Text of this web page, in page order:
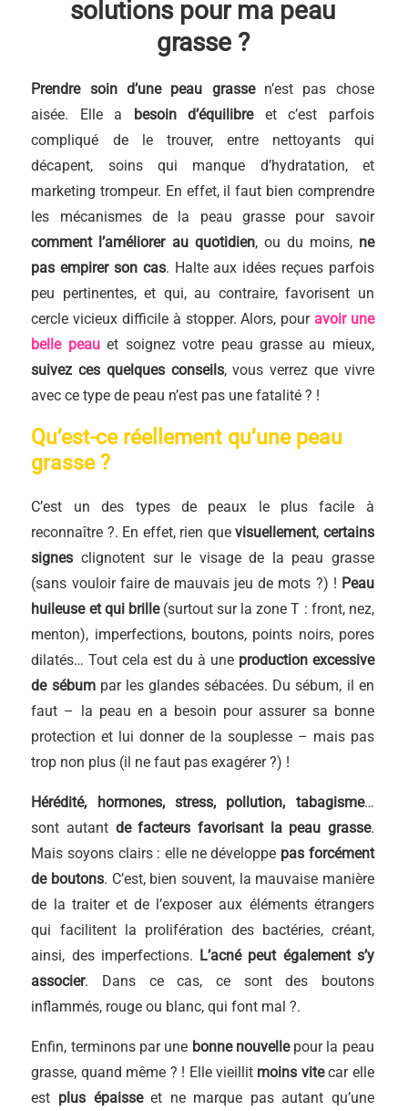
solutions pour ma peau
grasse ?
Prendre soin d’une peau grassen’est pas chose
aisée. Elle a besoin d’équilibreet c’est parfois
compliqué de le trouver, entre nettoyants qui
décapent, soins qui manque d’hydratation, et
marketing trompeur. En effet, il faut bien comprendre
les mécanismes de la peau grasse pour savoir
comment l’améliorer au quotidien, ou du moins, ne
pas empirer son cas. Halte aux idées reçues parfois
peu pertinentes, et qui, au contraire, favorisent un
cercle vicieux difficile à stopper. Alors, pour avoir une
belle peau et soignez votre peau grasse au mieux,
suivez ces quelques conseils, vous verrez que vivre
avec ce type de peau n’est pas une fatalité ? !
Qu’est-ce réellement qu’une peau
grasse ?
C’est un des types de peaux le plus facile à
reconnaître ?. En effet, rien quevisuellement, certains
signes clignotent sur le visage de la peau grasse
(sans vouloir faire de mauvais jeu de mots ?) ! Peau
huileuse et qui brille(surtout sur la zone T : front, nez,
menton), imperfections, boutons, points noirs, pores
dilatés… Tout cela est du à une production excessive
de sébumpar les glandes sébacées. Du sébum, il en
faut – la peau en a besoin pour assurer sa bonne
protection et lui donner de la souplesse – mais pas
trop non plus (il ne faut pas exagérer ?) !
Hérédité, hormones, stress, pollution, tabagisme…
sont autant de facteurs favorisant la peau grasse.
Mais soyons clairs : elle ne développe pas forcément
de boutons. C’est, bien souvent, la mauvaise manière
de la traiter et de l’exposer aux éléments étrangers
qui facilitent la prolifération des bactéries, créant,
ainsi, des imperfections. L’acné peut également s’y
associer. Dans ce cas, ce sont des boutons
inflammés, rouge ou blanc, qui font mal ?.
Enfin, terminons par une bonne nouvellepour la peau
grasse, quand même ? ! Elle vieillit moins vitecar elle
est plus épaisseet ne marque pas autant qu’une